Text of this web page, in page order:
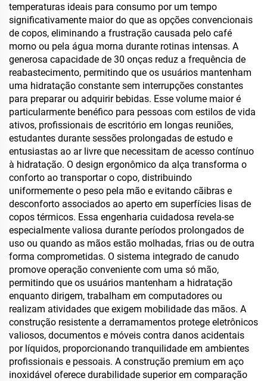
temperaturas ideais para consumo por um tempo
significativamente maior do que as opções convencionais
de copos, eliminando a frustração causada pelo café
morno ou pela água morna durante rotinas intensas. A
generosa capacidade de 30 onças reduz a frequência de
reabastecimento, permitindo que os usuários mantenham
uma hidratação constante sem interrupções constantes
para preparar ou adquirir bebidas. Esse volume maior é
particularmente benéfico para pessoas com estilos de vida
ativos, profissionais de escritório em longas reuniões,
estudantes durante sessões prolongadas de estudo e
entusiastas ao ar livre que necessitam de acesso contínuo
à hidratação. O design ergonômico da alça transforma o
conforto ao transportar o copo, distribuindo
uniformemente o peso pela mão e evitando cãibras e
desconforto associados ao aperto em superfícies lisas de
copos térmicos. Essa engenharia cuidadosa revela-se
especialmente valiosa durante períodos prolongados de
uso ou quando as mãos estão molhadas, frias ou de outra
forma comprometidas. O sistema integrado de canudo
promove operação conveniente com uma só mão,
permitindo que os usuários mantenham a hidratação
enquanto dirigem, trabalham em computadores ou
realizam atividades que exigem mobilidade das mãos. A
construção resistente a derramamentos protege eletrônicos
valiosos, documentos e móveis contra danos acidentais
por líquidos, proporcionando tranquilidade em ambientes
profissionais e pessoais. A construção premium em aço
inoxidável oferece durabilidade superior em comparação